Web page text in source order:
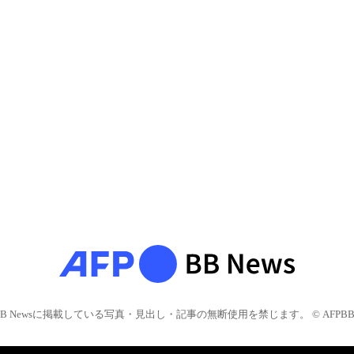
Newsに掲載している写真・見出し・記事の無断使用を禁じます。 © AFPBB